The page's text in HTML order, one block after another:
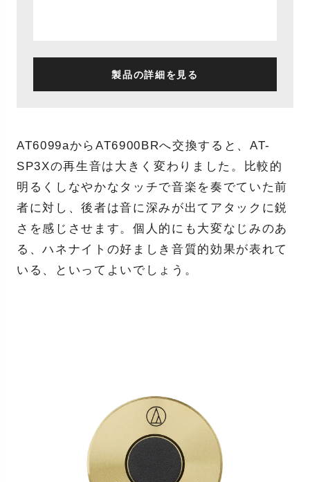
製品の詳細を見る
AT6099aからAT6900BRへ交換すると、AT-
SP3Xの再生音は大きく変わりました。比較的
明るくしなやかなタッチで音楽を奏でていた前
者に対し、後者は音に深みが出てアタックに鋭
さを感じさせます。個人的にも大変なじみのあ
る、ハネナイトの好ましき音質的効果が表れて
いる、といってよいでしょう。